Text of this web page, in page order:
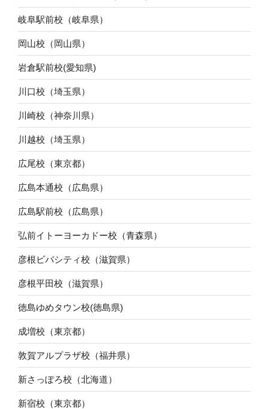
岐阜駅前校（岐阜県）
岡山校（岡山県）
岩倉駅前校(愛知県)
川口校（埼玉県）
川崎校（神奈川県）
川越校（埼玉県）
広尾校（東京都）
広島本通校（広島県）
広島駅前校（広島県）
弘前イトーヨーカドー校（青森県）
彦根ビバシティ校（滋賀県）
彦根平田校（滋賀県）
徳島ゆめタウン校(徳島県)
成増校（東京都）
敦賀アルプラザ校（福井県）
新さっぽろ校（北海道）
新宿校（東京都）